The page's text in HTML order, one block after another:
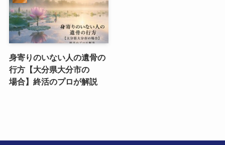
身寄りのいない​人の​遺骨の​
行方​【大分県大分市の​
場合】終活の​プロが​解説